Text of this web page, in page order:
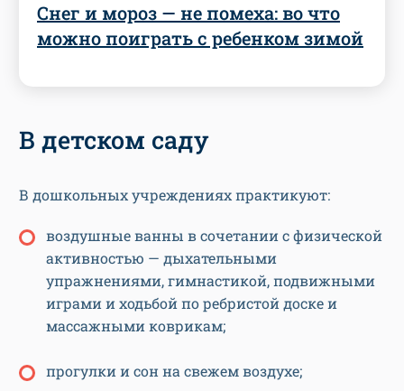
Снег и мороз — не помеха: во что
можно поиграть с ребенком зимой
В детском саду
В дошкольных учреждениях практикуют:
воздушные ванны в сочетании с физической
активностью — дыхательными
упражнениями, гимнастикой, подвижными
играми и ходьбой по ребристой доске и
массажными коврикам;
прогулки и сон на свежем воздухе;